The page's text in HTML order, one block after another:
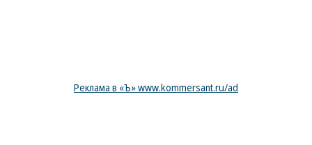
Реклама в «Ъ» www.kommersant.ru/ad